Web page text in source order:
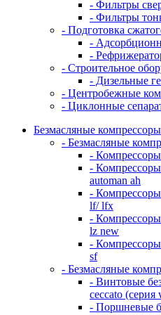
- Фильтры
- Фильтры
- Подготовка
-
-
- Строительное
- Дизельные
- Центробежные
- Циклонные
Безмасляные компрессоры
- Безмасляные
-
-
automan ah
-
lf/ lfx
-
lz new
-
sf
- Безмасляные
- Винтовые
ceccato (серия
- Поршневые